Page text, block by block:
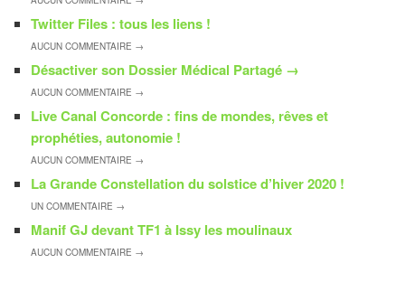
Twitter Files : tous les liens !
AUCUNCOMMENTAIRE →
Désactiver son Dossier Médical Partagé →
AUCUNCOMMENTAIRE →
Live Canal Concorde : fins de mondes, rêves et
prophéties, autonomie !
AUCUNCOMMENTAIRE →
La Grande Constellation du solstice d’hiver 2020 !
UNCOMMENTAIRE →
Manif GJ devant TF1 à Issy les moulinaux
AUCUNCOMMENTAIRE →